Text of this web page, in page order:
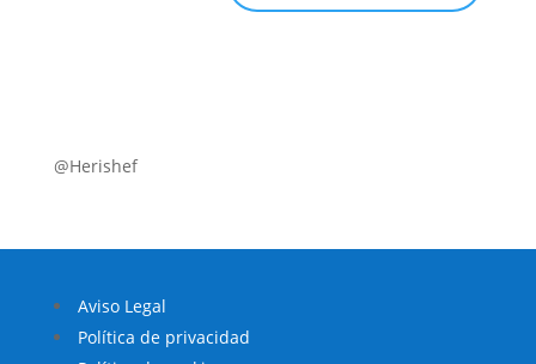
@Herishef
Aviso Legal
Política de privacidad